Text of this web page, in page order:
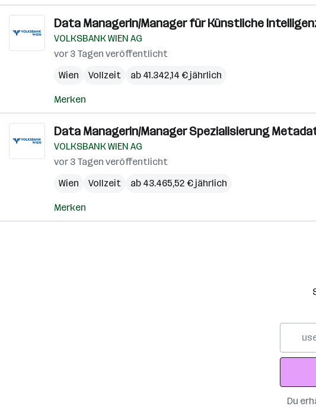
Data Managerin/Manager für Künstliche
VOLKSBANK WIEN AG
vor 3 Tagen veröffentlicht
Wien
Vollzeit ab 41.342,14 € jährlich
Merken
Data Managerin/Manager Spezialisierung
VOLKSBANK WIEN AG
vor 3 Tagen veröffentlicht
Wien
Vollzeit ab 43.465,52 € jährlich
Merken
Adresse
Du